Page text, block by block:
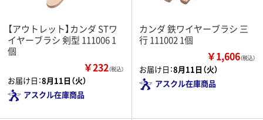
【アウトレット】カンダ STワ
イヤーブラシ 剣型 111006 1
個
￥232（税込）
お届け日：8月11日（火）
アスクル在庫商品
カンダ 鉄ワイヤーブラシ 三
行 111002 1個
￥1,606（税込）
お届け日：8月11日（火）
アスクル在庫商品